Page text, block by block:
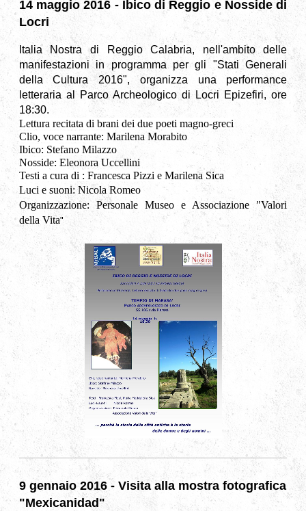
14 maggio 2016 - Ibico di Reggio e Nosside di
Locri
Italia Nostra di Reggio Calabria, nell'ambito delle
manifestazioni in programma per gli "Stati Generali
della Cultura 2016", organizza una performance
letteraria al Parco Archeologico di Locri Epizefiri, ore
18:30.
Lettura recitata di brani dei due poeti magno-greci
Clio, voce narrante: Marilena Morabito
Ibico: Stefano Milazzo
Nosside: Eleonora Uccellini
Testi a cura di : Francesca Pizzi e Marilena Sica
Luci e suoni: Nicola Romeo
Organizzazione: Personale Museo e Associazione "Valori
della Vita"
9 gennaio 2016 - Visita alla mostra fotografica
"Mexicanidad"